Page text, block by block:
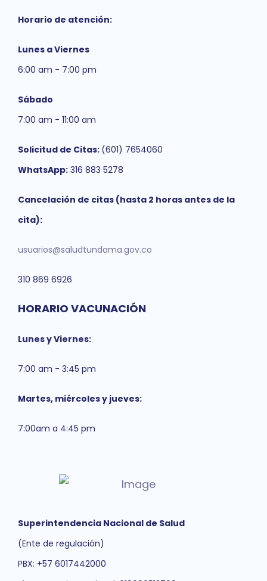
Horario de atención:
Lunes a Viernes
6:00 am - 7:00 pm
Sábado
7:00 am - 11:00 am
Solicitud de Citas: (601) 7654060
WhatsApp: 316 883 5278
Cancelación de citas (hasta 2 horas antes de la
cita):
usuarios@saludtundama.gov.co
310 869 6926
HORARIO VACUNACIÓN
Lunes y Viernes:
7:00 am - 3:45 pm
Martes, miércoles y jueves:
7:00am a 4:45 pm
Superintendencia Nacional de Salud
(Ente de regulación)
PBX: +57 6017442000